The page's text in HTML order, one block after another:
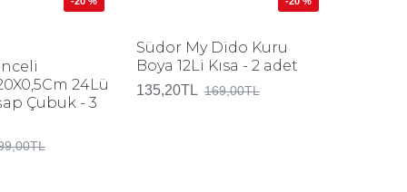
24Lü
Çubuk - 3
Südor My Dido Kuru
Boya 12Li Kısa - 2 adet
135,20TL 169,00TL